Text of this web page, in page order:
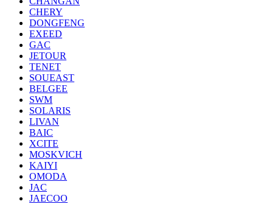
CHERY
DONGFENG
EXEED
GAC
JETOUR
TENET
SOUEAST
BELGEE
SWM
SOLARIS
LIVAN
BAIC
XCITE
MOSKVICH
KAIYI
OMODA
JAC
JAECOO